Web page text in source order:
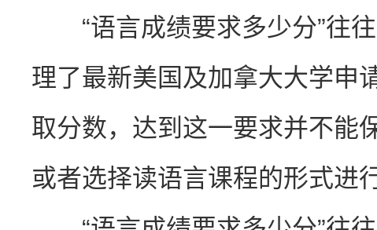
“语言成绩要求多少分”往往
理了最新美国及加拿大大学申
取分数，达到这一要求并不能
或者选择读语言课程的形式进